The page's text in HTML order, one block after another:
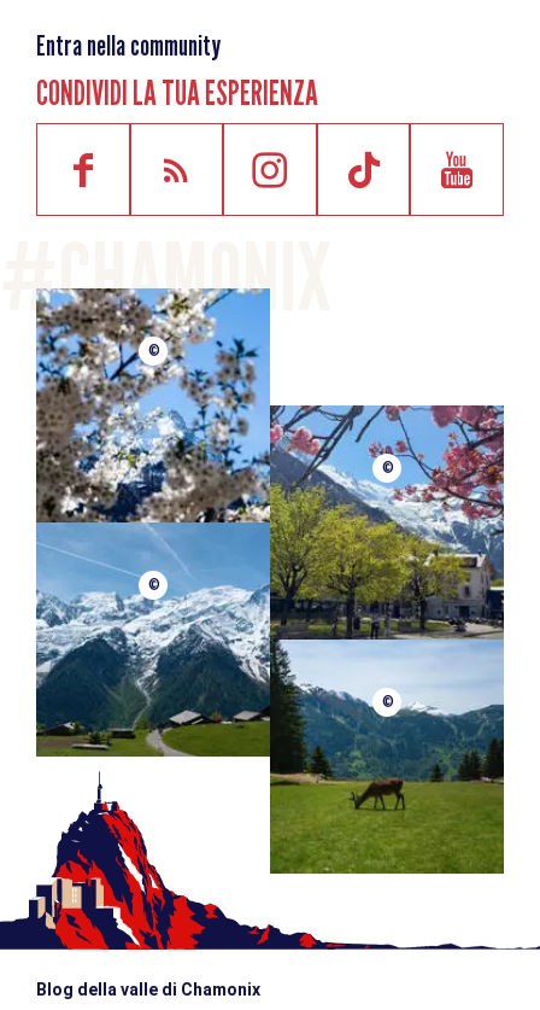
Entra nella community
CONDIVIDI LA TUA ESPERIENZA
©
©
©
©
Blog della valle di Chamonix